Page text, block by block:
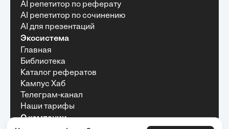
Рекомендую Кампус АИ всем, кто хочет
учиться эффективно и с комфортом
Марина Щербакова
Пользуюсь сайтом Кампус АИ уже несколько
месяцев и хочу отметить высокий уровень
удобства и информативности. Платформа
отлично подходит как для самостоятельного
обучения, так и для профессионального
подача информации понятная, много практики и
актуальных примеров.
AI репетитор по реферату
AI репетитор по сочинению
AI для презентаций
Экосистема
Главная
Библиотека
Каталог рефератов
Кампус Хаб
Телеграм-канал
Наши тарифы
О компании